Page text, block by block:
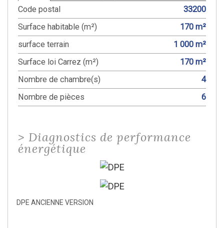
Code postal
33200
Surface habitable (m²)
170 m²
surface terrain
1 000 m²
Surface loi Carrez (m²)
170 m²
Nombre de chambre(s)
4
Nombre de pièces
6
> Diagnostics de performance
énergétique
DPE ANCIENNE VERSION